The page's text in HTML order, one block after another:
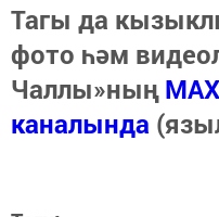
Тагы да
фото һәм
Чаллы»ныңMAX
каналында